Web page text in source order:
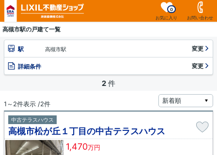
お気に入り
0
お問い合わせ
高槻市駅の戸建て一覧
駅 高槻市駅 変更
詳細条件 変更
2 件
1～2件表示 /2件
中古テラスハウス
高槻市松が丘１丁目の中古テラスハウス
1,470万円